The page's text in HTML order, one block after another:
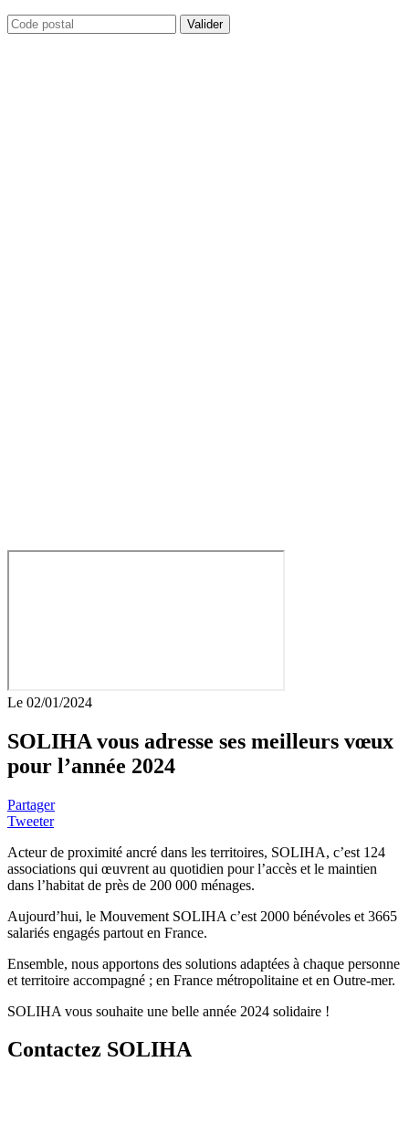
Le 02/01/2024
SOLIHA vous adresse ses meilleurs vœux
pour l’année 2024
Partager
Tweeter
Acteur de proximité ancré dans les territoires, SOLIHA, c’est 124
associations qui œuvrent au quotidien pour l’accès et le maintien
dans l’habitat de près de 200 000 ménages.
Aujourd’hui, le Mouvement SOLIHA c’est 2000 bénévoles et 3665
salariés engagés partout en France.
Ensemble, nous apportons des solutions adaptées à chaque personne
et territoire accompagné ; en France métropolitaine et en Outre-mer.
SOLIHA vous souhaite une belle année 2024 solidaire !
Contactez SOLIHA